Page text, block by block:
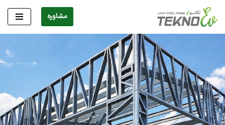
پرش
مشاوره